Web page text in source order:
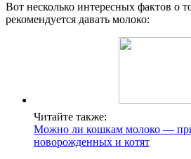
Вот несколько интересных фактов о
рекомендуется давать молоко:
Читайте также:
Можно ли кошкам молоко —
новорожденных и котят